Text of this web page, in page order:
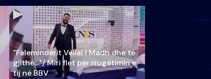
"Faleminderit Vëllai i Madh dhe të
gjithë…"/ Miri flet për rrugëtimin e
tij në BBV